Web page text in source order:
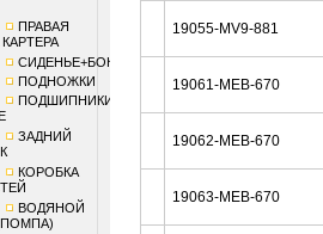
ПРАВАЯ
СИДЕНЬЕ+БОКОВИНЫ
ПОДНОЖКИ
ПОДШИПНИКИ
ЗАДНИЙ
КОРОБКА
ВОДЯНОЙ
19055-MV9-881
19061-MEB-670
19062-MEB-670
19063-MEB-670